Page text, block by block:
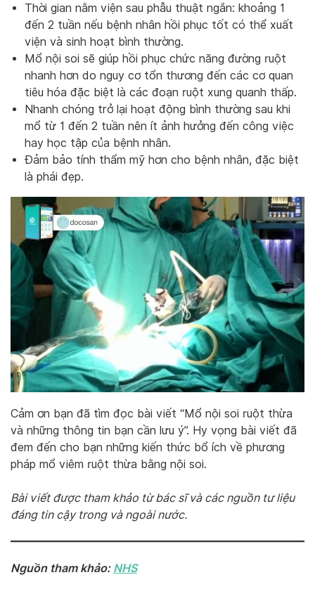
Thời gian nằm viện sau phẫu thuật ngắn: khoảng 1
đến 2 tuần nếu bệnh nhân hồi phục tốt có thể xuất
viện và sinh hoạt bình thường.
Mổ nội soi sẽ giúp hồi phục chức năng đường ruột
nhanh hơn do nguy cơ tổn thương đến các cơ quan
tiêu hóa đặc biệt là các đoạn ruột xung quanh thấp.
Nhanh chóng trở lại hoạt động bình thường sau khi
mổ từ 1 đến 2 tuần nên ít ảnh hưởng đến công việc
hay học tập của bệnh nhân.
Đảm bảo tính thẩm mỹ hơn cho bệnh nhân, đặc biệt
là phái đẹp.
Cảm ơn bạn đã tìm đọc bài viết “Mổ nội soi ruột thừa
và những thông tin bạn cần lưu ý”. Hy vọng bài viết đã
đem đến cho bạn những kiến thức bổ ích về phương
pháp mổ viêm ruột thừa bằng nội soi.
Bài viết được tham khảo từ bác sĩ và các nguồn tư liệu
đáng tin cậy trong và ngoài nước.
Nguồn tham khảo: NHS